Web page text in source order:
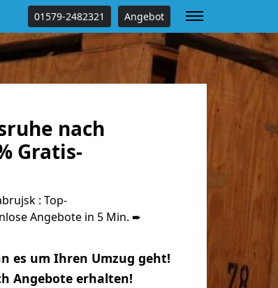
01579-2482321 Angebot
nach
Gratis-
: Top-
Angebote in 5 Min. ➨
es um Ihren Umzug geht!
Angebote erhalten!